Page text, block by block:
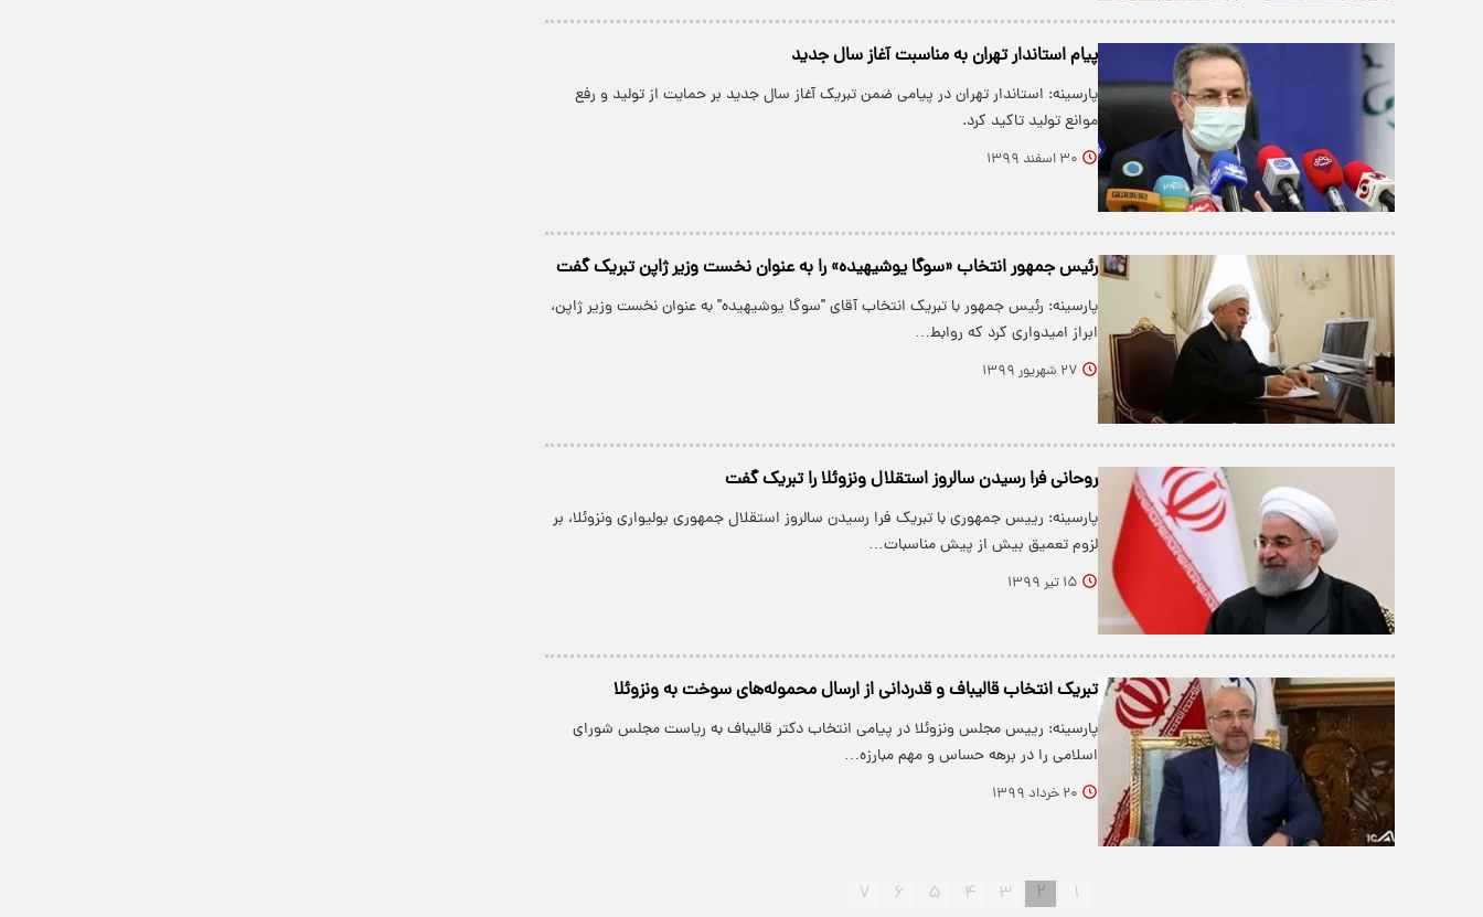
پیام استاندار تهران به مناسبت آغاز سال جدید
پارسینه: استاندار تهران در پیامی ضمن تبریک آغاز سال جدید بر حمایت از تولید و رفع
موانع تولید تاکید کرد.
۳۰ اسفند ۱۳۹۹
رئیس جمهور انتخاب «سوگا یوشیهیده» را به عنوان نخست وزیر ژاپن تبریک گفت
پارسینه: رئیس جمهور با تبریک انتخاب آقای "سوگا یوشیهیده" به عنوان نخست وزیر ژاپن،
ابراز امیدواری کرد که روابط…
۲۷ شهریور ۱۳۹۹
روحانی فرا رسیدن سالروز استقلال ونزوئلا را تبریک گفت
پارسینه: رییس جمهوری با تبریک فرا رسیدن سالروز استقلال جمهوری بولیواری ونزوئلا، بر
لزوم تعمیق بیش از پیش مناسبات…
۱۵ تیر ۱۳۹۹
تبریک انتخاب قالیباف و قدردانی از ارسال محموله‌های سوخت به ونزوئلا
پارسینه: رییس مجلس ونزوئلا در پیامی انتخاب دکتر قالیباف به ریاست مجلس شورای
اسلامی را در برهه حساس و مهم مبارزه…
۲۰ خرداد ۱۳۹۹
۱ ۲ ۳ ۴ ۵ ۶ ۷